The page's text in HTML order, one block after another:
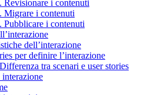
Revisionare i contenuti
Migrare i contenuti
Pubblicare i contenuti
dell’interazione
per definire l’interazione
tra scenari e user stories